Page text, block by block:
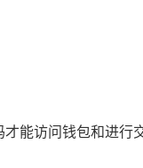
能访问钱包和进